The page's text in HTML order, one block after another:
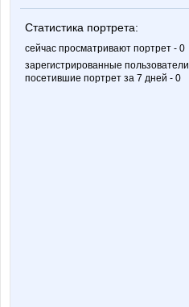
Статистика портрета:
сейчас просматривают портрет - 0
зарегистрированные пользователи
посетившие портрет за 7 дней - 0